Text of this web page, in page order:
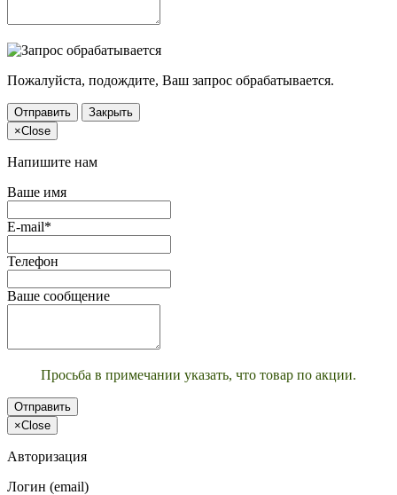
Пожалуйста, подождите, Ваш запрос обрабатывается.
Отправить
Закрыть
×Close
Напишите нам
Ваше имя
E-mail*
Телефон
Ваше сообщение
Просьба в примечании указать, что товар по акции.
Отправить
×Close
Авторизация
Логин (email)